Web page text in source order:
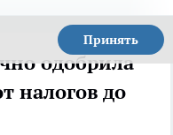
Принять
одобрила
налогов до